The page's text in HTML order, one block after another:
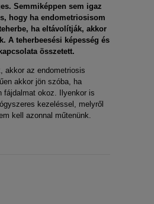
Semmiképpen sem igaz
hogy ha endometriosisom
ha eltávolítják, akkor
A teherbeesési képesség és
összetett.
akkor az endometriosis
akkor jön szóba, ha
fájdalmat okoz. Ilyenkor is
kezeléssel, melyről
kell azonnal műtenünk.